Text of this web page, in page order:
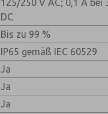
125/250 V AC; 0,1 A bei
DC
Bis zu 99 %
IP65 gemäß IEC 60529
Ja
Ja
Ja